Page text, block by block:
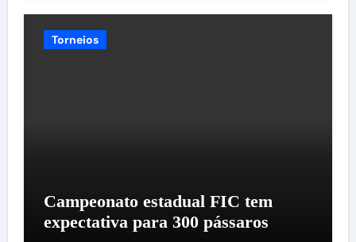
Torneios
Campeonato estadual FIC tem
expectativa para 300 pássaros